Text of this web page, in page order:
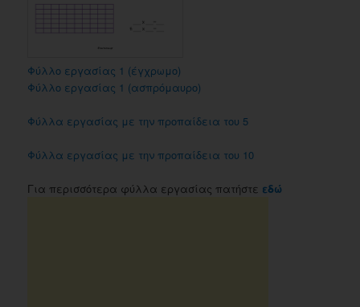
Φύλλο εργασίας 1 (έγχρωμο)
Φύλλο εργασίας 1 (ασπρόμαυρο)
Φύλλα εργασίας με την προπαίδεια του 5
Φύλλα εργασίας με την προπαίδεια του 10
Για περισσότερα φύλλα εργασίας πατήστε εδώ